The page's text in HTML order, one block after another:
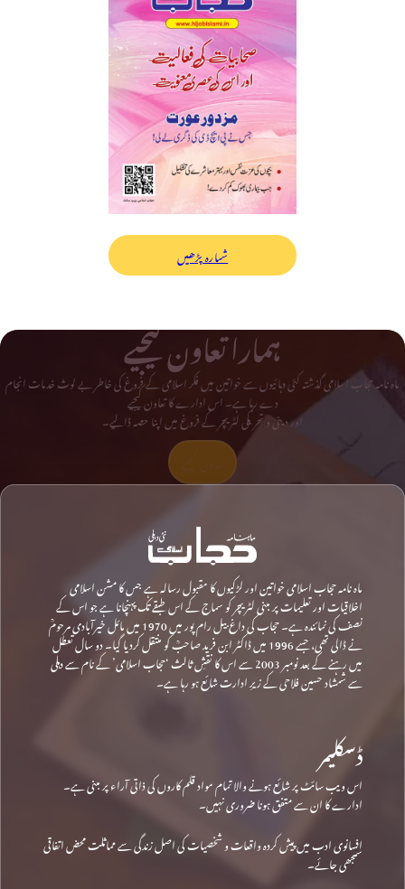
شمارہ پڑھیں
ہمارا تعاون کیجیے
ماہ نامہ حجاب اسلامی گذشتہ کئی دہائیوں سے خواتین میں فکر اسلامی کے فروغ کی خاطر بے لوث خدمات انجام
دے رہا ہے۔ اس ادارے کا تعاون کیجیے
اور دینی و تحریکی لٹریچر کے فروغ میں اپنا حصہ ڈالیے۔
ماہ نامہ حجاب اسلامی خواتین اور لڑکیوں کا مقبول رسالہ ہے جس کا مشن اسلامی
اخلاقیات اور تعلیمات پر مبنی لٹریچر کو سماج کے اس طبقے تک پہنچانا ہے جو اس کے
نصف کی نمائندہ ہے۔ حجاب کی داغ بیل رام پور میں 1970 میں مائل خیرآبادی مرحومؒ
نے ڈالی تھی، جسے 1996 میں ڈاکٹر ابن فرید صاحبؒ کو منتقل کردیا گیا۔ دو سال تعطل
میں رہنے کے بعد نومبر 2003 سے اس کا نقشِ ثالث ‘حجاب اسلامی’ کے نام سے دہلی
سے شمشاد حسین فلاحی کے زیرِ ادارت شائع ہو رہا ہے۔
ڈسکلیمر
اس ویب سائٹ پر شائع ہونے والا تمام مواد قلم کاروں کی ذاتی آراء پر مبنی ہے۔
ادارے کا ان سے متفق ہونا ضروری نہیں۔
افسانوی ادب میں پیش کردہ واقعات و شخصیات کی اصل زندگی سے مماثلت محض اتفاقی
سمجھی جائے۔